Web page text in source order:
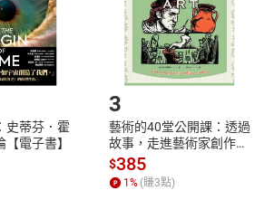
Step2.登入
史蒂芬．霍
電子書】
3
藝術的40堂公開課：透過
故事，走進藝術家創作現
場，看藝術如何誕生、如
何形塑人類生活【電子
書】
$385
1 % (賺3點)